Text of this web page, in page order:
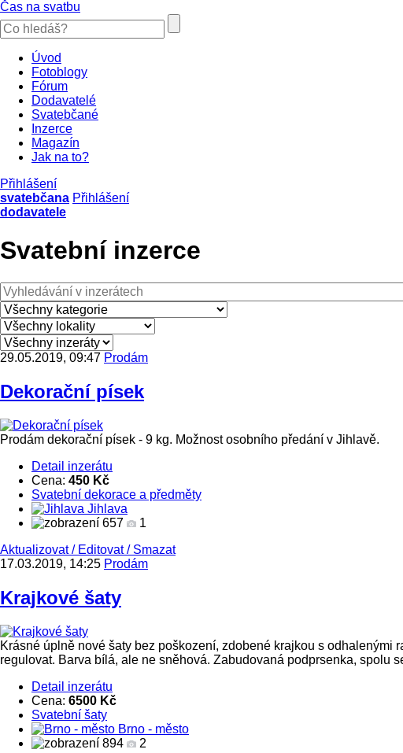
Čas na svatbu
Úvod
Fotoblogy
Fórum
Dodavatelé
Svatebčané
Inzerce
Magazín
Jak na to?
Přihlášení
svatebčana Přihlášení
dodavatele
Svatební inzerce
29.05.2019, 09:47 Prodám
Dekorační písek
Prodám dekorační písek - 9 kg. Možnost osobního předání v Jihlavě.
Detail inzerátu
Cena: 450 Kč
Svatební dekorace a předměty
Jihlava
657
1
Aktualizovat/ Editovat/ Smazat
17.03.2019, 14:25 Prodám
Krajkové šaty
Krásné úplně nové šaty bez poškození, zdobené krajkou s
regulovat. Barva bílá, ale ne sněhová. Zabudovaná podprsenka, spolu
Detail inzerátu
Cena: 6500 Kč
Svatební šaty
Brno - město
894
2